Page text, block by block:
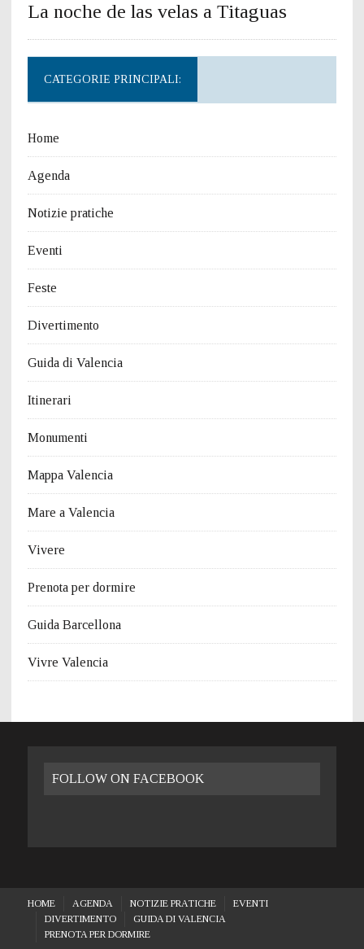
La noche de las velas a Titaguas
CATEGORIE PRINCIPALI:
Home
Agenda
Notizie pratiche
Eventi
Feste
Divertimento
Guida di Valencia
Itinerari
Monumenti
Mappa Valencia
Mare a Valencia
Vivere
Prenota per dormire
Guida Barcellona
Vivre Valencia
FOLLOW ON FACEBOOK
HOME AGENDA NOTIZIE PRATICHE
EVENTI
DIVERTIMENTO
GUIDA DI VALENCIA
PRENOTA PER DORMIRE